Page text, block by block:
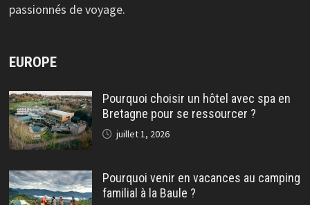
passionnés de voyage.
EUROPE
Pourquoi choisir un hôtel avec spa en
Bretagne pour se ressourcer ?
juillet 1, 2026
Pourquoi venir en vacances au camping
familial à la Baule ?